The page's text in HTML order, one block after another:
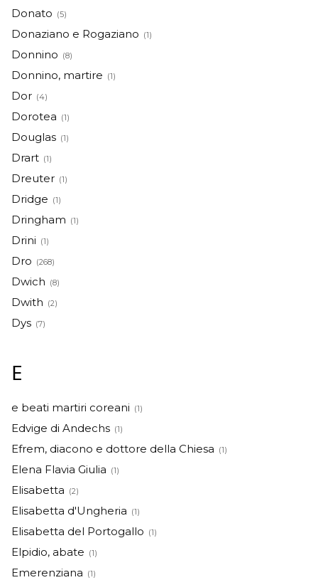
Donato (5)
Donaziano e Rogaziano (1)
Donnino (8)
Donnino, martire (1)
Dor (4)
Dorotea (1)
Douglas (1)
Drart (1)
Dreuter (1)
Dridge (1)
Dringham (1)
Drini (1)
Dro (268)
Dwich (8)
Dwith (2)
Dys (7)
E
e beati martiri coreani (1)
Edvige di Andechs (1)
Efrem, diacono e dottore della Chiesa (1)
Elena Flavia Giulia (1)
Elisabetta (2)
Elisabetta d'Ungheria (1)
Elisabetta del Portogallo (1)
Elpidio, abate (1)
Emerenziana (1)